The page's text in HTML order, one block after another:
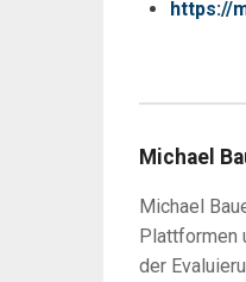
https://
Michael
Michael
Plattformen
der